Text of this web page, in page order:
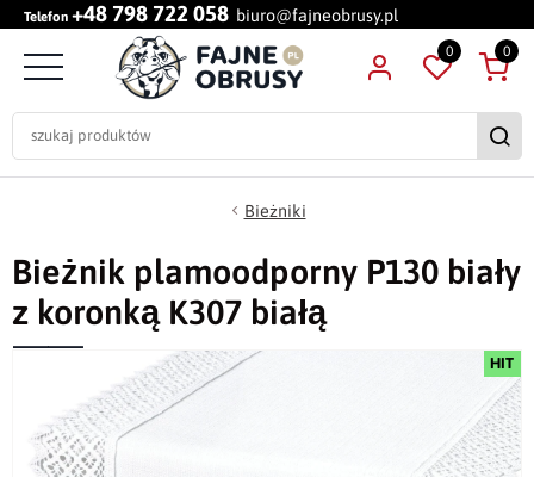
Telefon +48 798 722 058 biuro@fajneobrusy.pl
0 0
Bieżniki
HIT
Bieżnik plamoodporny P130 biały
z koronką K307 białą